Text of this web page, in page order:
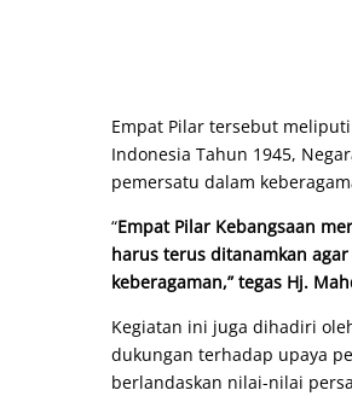
Empat Pilar tersebut
Indonesia Tahun 1945,
pemersatu dalam
“Empat Pilar Kebangsaan
harus terus ditanamkan
keberagaman,” tegas Hj.
Kegiatan ini juga dihadiri
dukungan terhadap upaya
berlandaskan nilai-nilai